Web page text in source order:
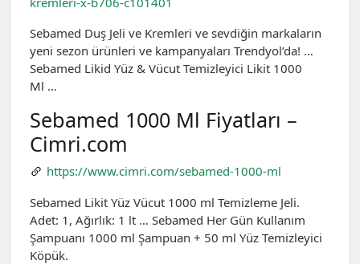
Sebamed Duş Jeli ve Kremleri ve sevdiğin markaların
yeni sezon ürünleri ve kampanyaları Trendyol’da! …
Sebamed Likid Yüz & Vücut Temizleyici Likit 1000
Ml …
Sebamed 1000 Ml Fiyatları –
Cimri.com
https://www.cimri.com/sebamed-1000-ml
Sebamed Likit Yüz Vücut 1000 ml Temizleme Jeli.
Adet: 1, Ağırlık: 1 lt … Sebamed Her Gün Kullanım
Şampuanı 1000 ml Şampuan + 50 ml Yüz Temizleyici
Köpük.